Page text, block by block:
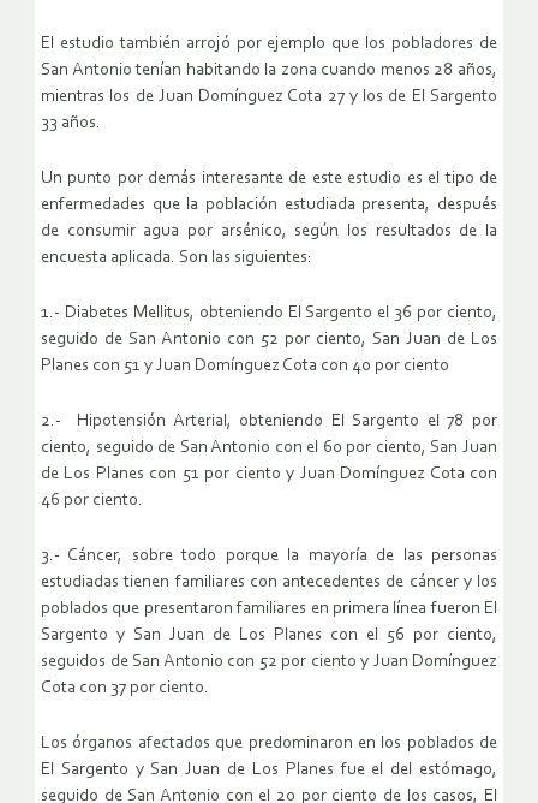
El estudio también arrojó por ejemplo que los pobladores de
San Antonio tenían habitando la zona cuando menos 28 años,
mientras los de Juan Domínguez Cota 27 y los de El Sargento
33 años.
Un punto por demás interesante de este estudio es el tipo de
enfermedades que la población estudiada presenta, después
de consumir agua por arsénico, según los resultados de la
encuesta aplicada. Son las siguientes:
1.- Diabetes Mellitus, obteniendo El Sargento el 36 por ciento,
seguido de San Antonio con 52 por ciento, San Juan de Los
Planes con 51 y Juan Domínguez Cota con 40 por ciento
2.- Hipotensión Arterial, obteniendo El Sargento el 78 por
ciento, seguido de San Antonio con el 60 por ciento, San Juan
de Los Planes con 51 por ciento y Juan Domínguez Cota con
46 por ciento.
3.- Cáncer, sobre todo porque la mayoría de las personas
estudiadas tienen familiares con antecedentes de cáncer y los
poblados que presentaron familiares en primera línea fueron El
Sargento y San Juan de Los Planes con el 56 por ciento,
seguidos de San Antonio con 52 por ciento y Juan Domínguez
Cota con 37 por ciento.
Los órganos afectados que predominaron en los poblados de
El Sargento y San Juan de Los Planes fue el del estómago,
seguido de San Antonio con el 20 por ciento de los casos, El